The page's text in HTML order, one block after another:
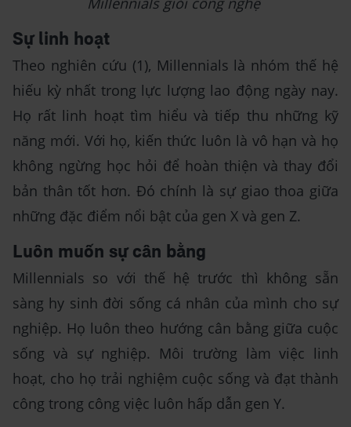
Sự linh hoạt
Theo nghiên cứu (1), Millennials là nhóm thế hệ
hiếu kỳ nhất trong lực lượng lao động ngày nay.
Họ rất linh hoạt tìm hiểu và tiếp thu những kỹ
năng mới. Với họ, kiến thức luôn là vô hạn và họ
không ngừng học hỏi để hoàn thiện và thay đổi
bản thân tốt hơn. Đó chính là sự giao thoa giữa
những đặc điểm nổi bật của gen X và gen Z.
Luôn muốn sự cân bằng
Millennials so với thế hệ trước thì không sẵn
sàng hy sinh đời sống cá nhân của mình cho sự
nghiệp. Họ luôn theo hướng cân bằng giữa cuộc
sống và sự nghiệp. Môi trường làm việc linh
hoạt, cho họ trải nghiệm cuộc sống và đạt thành
công trong công việc luôn hấp dẫn gen Y.